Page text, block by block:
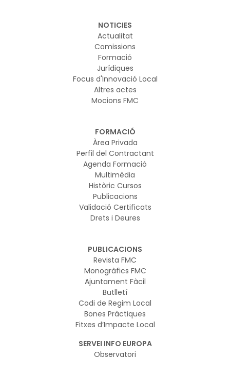
NOTICIES
Actualitat
Comissions
Formació
Jurídiques
Focus d'Innovació Local
Altres actes
Mocions FMC
FORMACIÓ
Àrea Privada
Perfil del Contractant
Agenda Formació
Multimèdia
Històric Cursos
Publicacions
Validació Certificats
Drets i Deures
PUBLICACIONS
Revista FMC
Monogràfics FMC
Ajuntament Fàcil
Butlletí
Codi de Regim Local
Bones Pràctiques
Fitxes d’Impacte Local
SERVEI INFO EUROPA
Observatori